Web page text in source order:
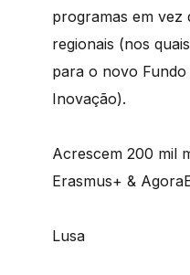
programas em vez
regionais (nos
para o novo
Inovação).
Acrescem 200 mil
Erasmus+ &
Lusa